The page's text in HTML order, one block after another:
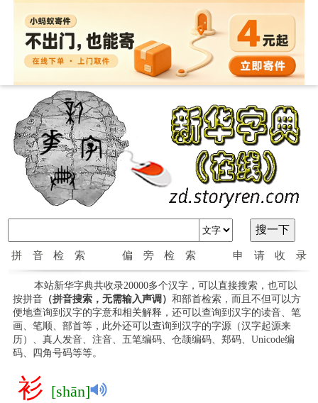
拼音检索 偏旁检索 申请收录
本站新华字典共收录20000多个汉字，可以直接搜索，也可以
按拼音（拼音搜索，无需输入声调） 和部首检索，而且不但可以方
便地查询到汉字的字意和相关解释，还可以查询到汉字的读音、笔
画、笔顺、部首等，此外还可以查询到汉字的字源（汉字起源来
历）、真人发音、注音、五笔编码、仓颉编码、郑码、Unicode编
码、四角号码等等。
衫 [shān]